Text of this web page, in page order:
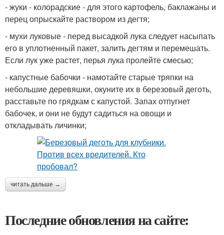
- жуки - колорадские - для этого картофель, баклажаны и
перец опрыскайте раствором из дегтя;
- мухи луковые - перед высадкой лука следует насыпать
его в уплотненный пакет, залить дегтям и перемешать.
Если лук уже растет, перья лука пролейте смесью;
- капустные бабочки - намотайте старые тряпки на
небольшие деревяшки, окуните их в березовый деготь,
расставьте по грядкам с капустой. Запах отпугнет
бабочек, и они не будут садиться на овощи и
откладывать личинки;
читать дальше →
Последние обновления на сайте: